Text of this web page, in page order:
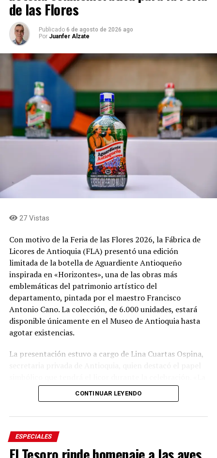
de las Flores
Publicado 6 de agosto de 2026 ago
Por Juanfer Alzate
27 Vistas
Con motivo de la Feria de las Flores 2026, la Fábrica de
Licores de Antioquia (FLA) presentó una edición
limitada de la botella de Aguardiente Antioqueño
inspirada en «Horizontes», una de las obras más
emblemáticas del patrimonio artístico del
departamento, pintada por el maestro Francisco
Antonio Cano. La colección, de 6.000 unidades, estará
disponible únicamente en el Museo de Antioquia hasta
agotar existencias.
La presentación estuvo a cargo de Lina Cuartas Ospina,
feria está en la casa, nosotros somos los anfitriones, el
aguardiente es el anfitrión de la feria; tenemos tres
de la obra del maestro Cano», afirmó la funcionaria.
CONTINUAR LEYENDO
ESPECIALES
El Tesoro rinde homenaje a las aves